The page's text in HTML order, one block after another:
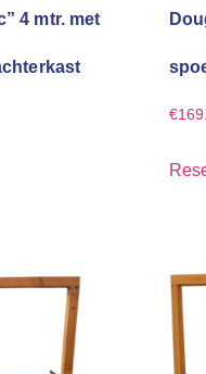
4 mtr. met
€